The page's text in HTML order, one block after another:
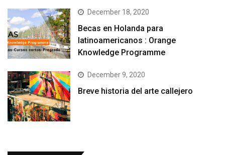
December 18, 2020
Becas en Holanda para
latinoamericanos : Orange
Knowledge Programme
December 9, 2020
Breve historia del arte callejero